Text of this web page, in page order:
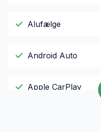
Alufælge
Android Auto
Apple CarPlay